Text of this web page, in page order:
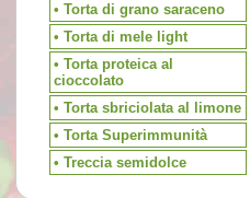
• Torta di grano saraceno
• Torta di mele light
• Torta proteica al
cioccolato
• Torta sbriciolata al limone
• Torta Superimmunità
• Treccia semidolce